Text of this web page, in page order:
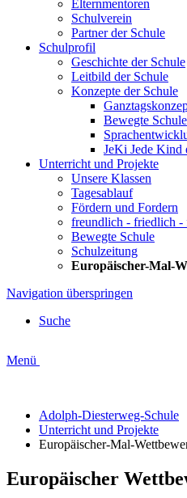
Elternmentoren
Schulverein
Partner der Schule
Schulprofil
Geschichte der Schule
Leitbild der Schule
Konzepte der Schule
Bewegte Schule
JeKi Jede Kind
Unterricht und Projekte
Unsere Klassen
Tagesablauf
Fördern und Fordern
freundlich - friedlich -
Bewegte Schule
Schulzeitung
Europäischer-Mal-
Navigation überspringen
Suche
Menü
Adolph-Diesterweg-Schule
Unterricht und Projekte
Europäischer-Mal-
Europäischer